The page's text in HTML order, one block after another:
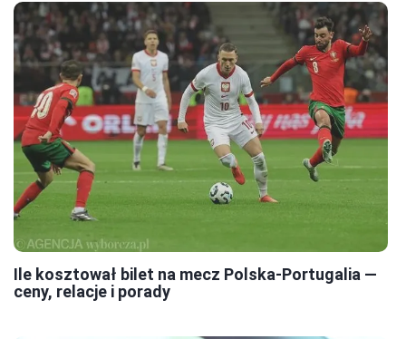
Ile kosztował bilet na mecz Polska-Portugalia —
ceny, relacje i porady